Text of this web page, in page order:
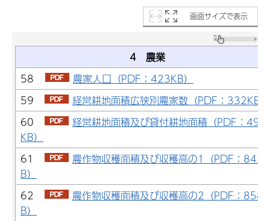
画面サイズで表示
4 農業
58
農家人口（PDF：423KB）
59
経営耕地面積広狭別農家数（PDF：332KB）
60
経営耕地面積及び貸付耕地面積（PDF：490
KB）
61
農作物収穫面積及び収穫高の1（PDF：845K
B）
62
農作物収穫面積及び収穫高の2（PDF：858K
B）